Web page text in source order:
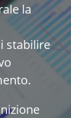
la
stabilire